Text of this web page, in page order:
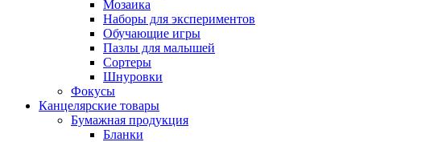
Мозаика
Наборы для экспериментов
Обучающие игры
Пазлы для малышей
Сортеры
Шнуровки
Фокусы
Канцелярские товары
Бумажная продукция
Бланки